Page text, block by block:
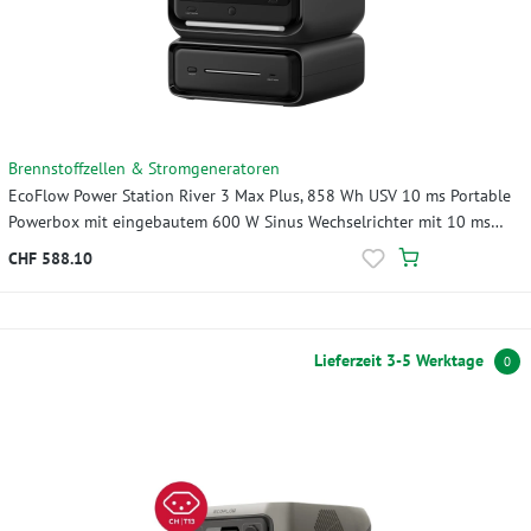
Brennstoffzellen & Stromgeneratoren
EcoFlow Power Station River 3 Max Plus, 858 Wh USV 10 ms Portable
Powerbox mit eingebautem 600 W Sinus Wechselrichter mit 10 ms
CHF 588.10
Lieferzeit 3-5 Werktage 0